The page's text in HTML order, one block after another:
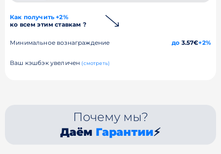
Как получить +2%
ко всем этим ставкам ?
Минимальное вознаграждение до 3.57€+2%
Ваш кэшбэк увеличен (смотреть)
Почему мы?
Даём Гарантии⚡